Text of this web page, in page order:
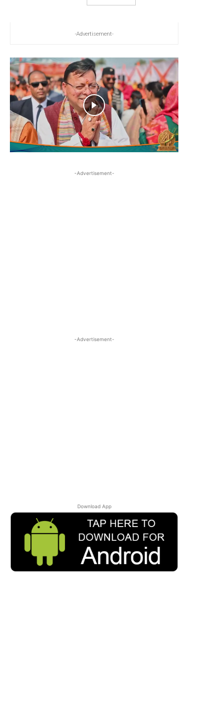
-Advertisement-
-Advertisement-
-Advertisement-
Download App